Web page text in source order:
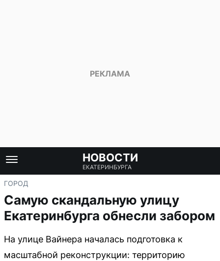
НОВОСТИ
ЕКАТЕРИНБУРГА
ГОРОД
Самую скандальную улицу
Екатеринбурга обнесли забором
На улице Вайнера началась подготовка к
масштабной реконструкции: территорию